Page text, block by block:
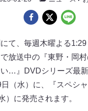
て、毎週木曜よる
放送中の『東野・岡
い…』DVDシリーズ最
（水）に、『スペシャ
）に発売されます。